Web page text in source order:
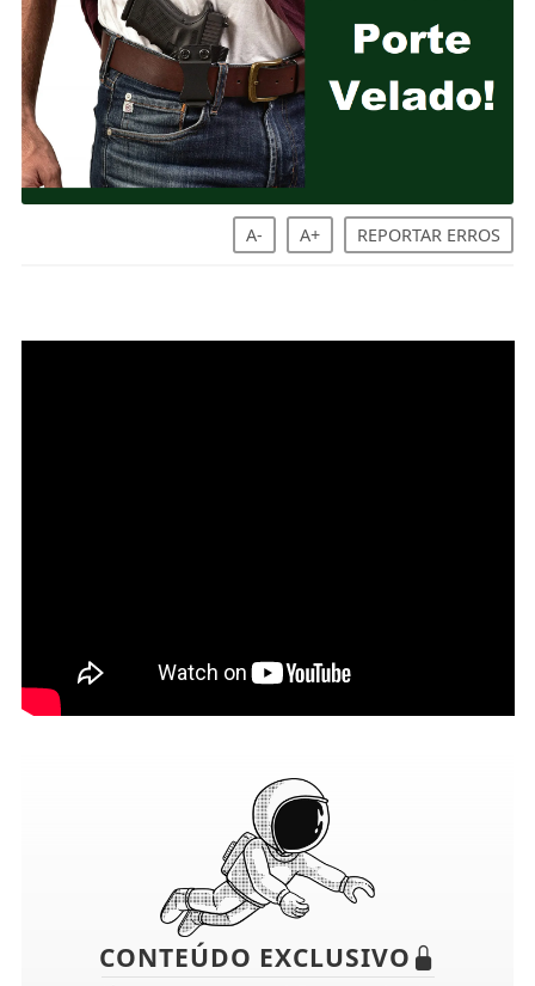
A- A+ REPORTAR ERROS
CONTEÚDO EXCLUSIVO